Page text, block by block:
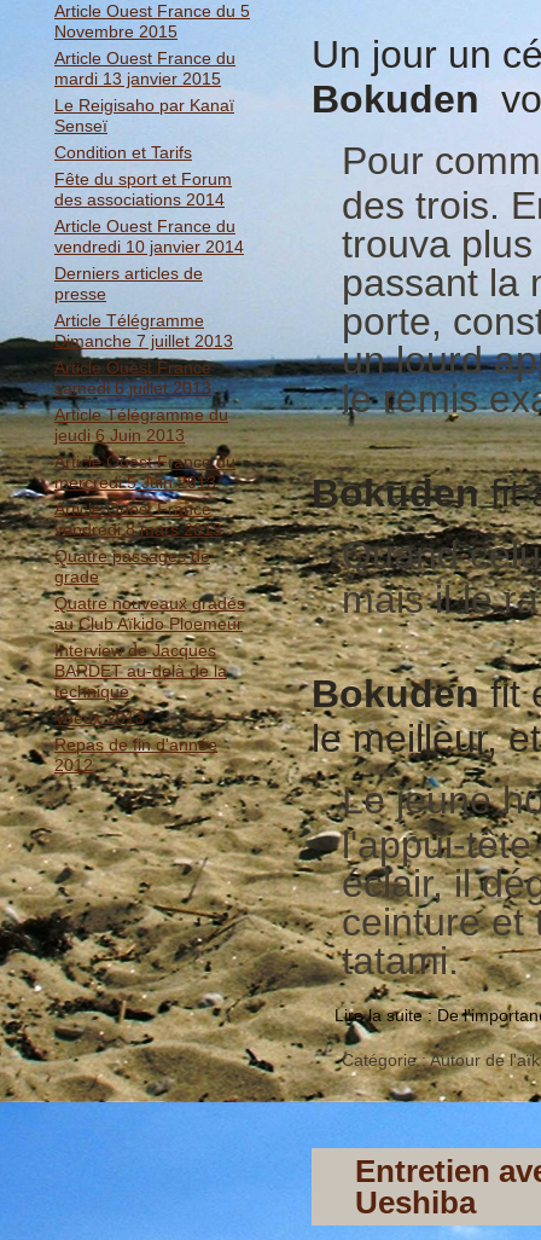
Article Ouest France du 5
Novembre 2015
Article Ouest France du
mardi 13 janvier 2015
Le Reigisaho par Kanaï
Senseï
Condition et Tarifs
Fête du sport et Forum
des associations 2014
Article Ouest France du
vendredi 10 janvier 2014
Derniers articles de
presse
Article Télégramme
Dimanche 7 juillet 2013
Article Ouest France
samedi 6 juillet 2013
Article Télégramme du
jeudi 6 Juin 2013
Article Ouest France du
mercredi 5 Juin 2013
Article Ouest France
vendredi 8 mars 2013
Quatre passages de
grade
Quatre nouveaux gradés
au Club Aïkido Ploemeur
Interview de Jacques
BARDET au-delà de la
technique
Voeux 2013
Repas de fin d'année
2012
Un jour un
Bokuden
Pour
des trois.
trouva
passant la
porte,
un lourd
le remis
Bokudenfit
Quand
mais il le
Bokudenfit
le meilleur,
Le jeune
l'appui-
éclair, il
ceinture et
tatami.
Lire la suite : De
Catégorie :Autour de
Entretien
Ueshiba